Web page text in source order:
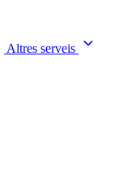
Altres serveis